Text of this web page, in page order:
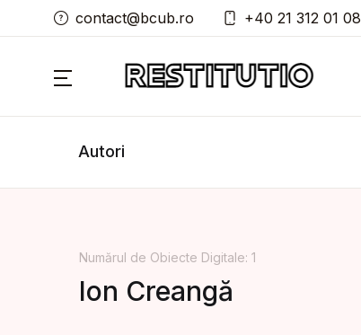
contact@bcub.ro +40 21 312 01 08
Autori
Numărul de Obiecte Digitale: 1
Ion Creangă